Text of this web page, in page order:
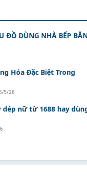
ĐỒ DÙNG NHÀ BẾP
Hóa Đặc Biệt Trong
5/26
dép nữ từ 1688 hay